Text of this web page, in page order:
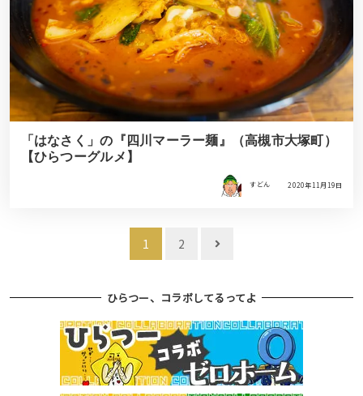
「はなさく」の『四川マーラー麺』（高槻市大塚町）
【ひらつーグルメ】
すどん 2020年11月19日
ビ
1 2
ひらつー、コラボしてるってよ